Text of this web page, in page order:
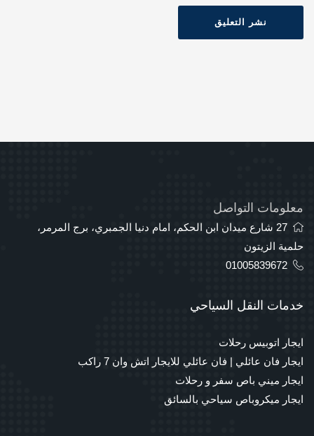
نشر التعليق
معلومات التواصل
27 شارع ميدان ابن الحكم، امام دنيا الجمبري، برج المرمر،
حلمية الزيتون
01005839672
خدمات النقل السياحي
ايجار اتوبيس رحلات
ايجار فان عائلي | فان عائلي للايجار اتش وان 7 راكب
ايجار ميني باص سفر و رحلات
ايجار ميكروباص سياحي بالسائق